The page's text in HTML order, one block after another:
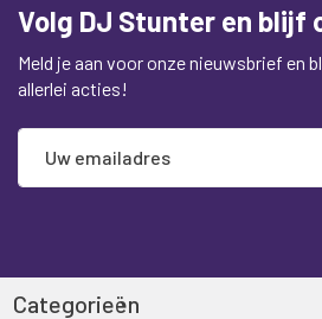
Volg DJ Stunter en blijf
Meld je aan voor onze nieuwsbrief en
allerlei acties!
Abonneer
op
Categorieën